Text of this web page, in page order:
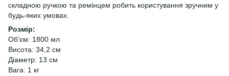
складною ручкою та ремінцем робить користування зручним у
будь-яких умовах.
Розмір:
Об’єм: 1800 мл
Висота: 34,2 см
Діаметр: 13 см
Вага: 1 кг